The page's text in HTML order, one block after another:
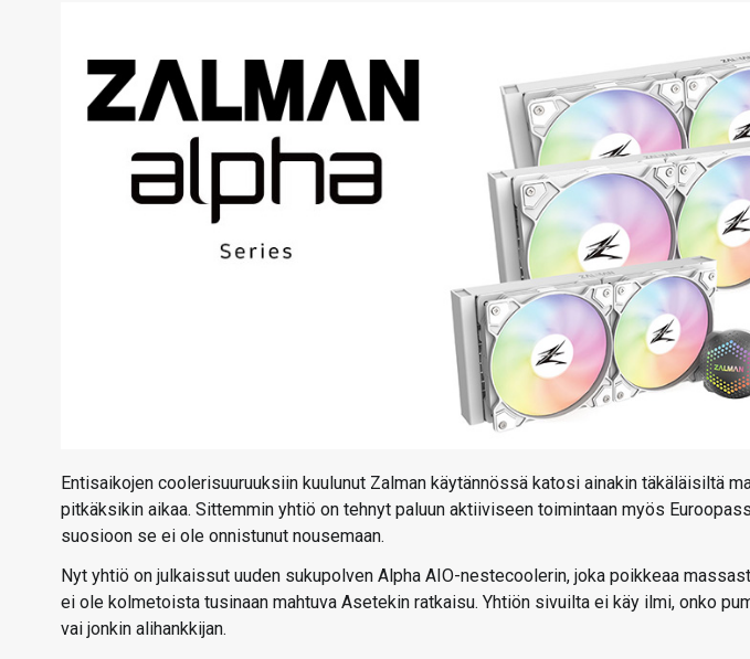
Entisaikojen coolerisuuruuksiin kuulunut Zalman käytännössä katosi ainakin täkäläisiltä
pitkäksikin aikaa. Sittemmin yhtiö on tehnyt paluun aktiiviseen toimintaan myös
suosioon se ei ole onnistunut nousemaan.
Nyt yhtiö on julkaissut uuden sukupolven Alpha AIO-nestecoolerin, joka poikkeaa
ei ole kolmetoista tusinaan mahtuva Asetekin ratkaisu. Yhtiön sivuilta ei käy ilmi, onko
vai jonkin alihankkijan.